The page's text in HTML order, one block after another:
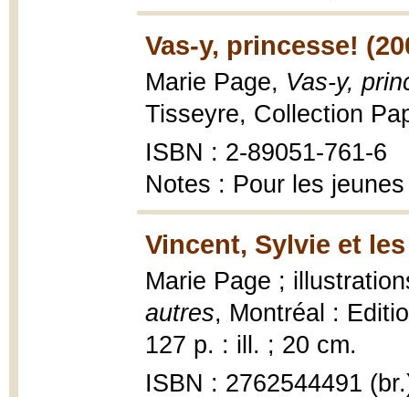
Vas-y, princesse!
Marie Page, Vas-y,
Tisseyre, Collection
ISBN : 2-89051-761-6
Notes : Pour les
Vincent, Sylvie et
Marie Page ;
autres, Montréal :
127 p. : ill. ; 20 cm.
ISBN : 2762544491